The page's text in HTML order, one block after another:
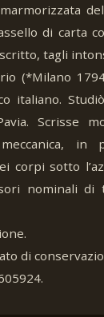
di carta
tagli
(*Milano
italiano.
Scrisse
in
corpi sotto
nominali di
di